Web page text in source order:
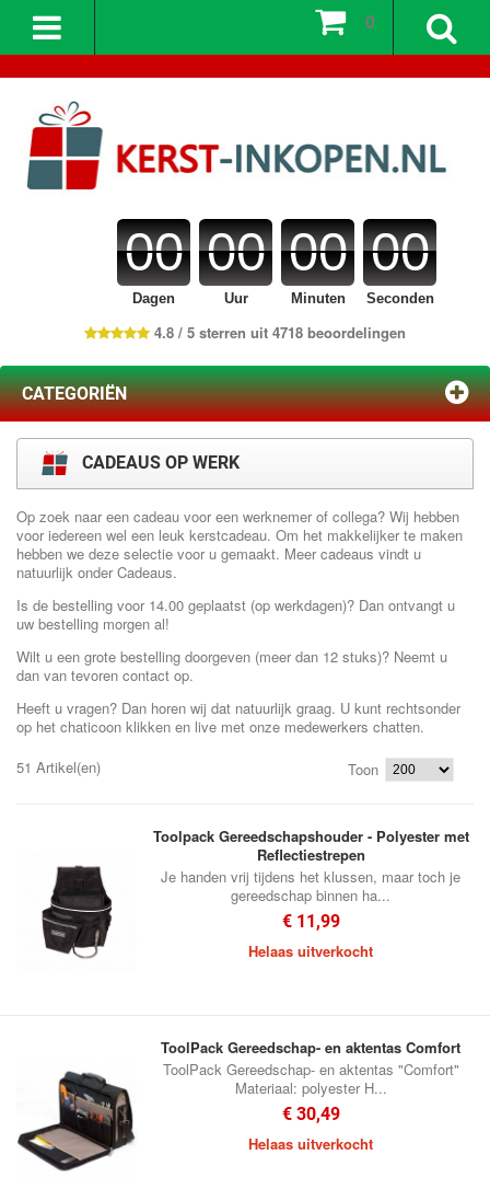
00
Dagen
00
Uur
00
Minuten
00
Seconden
4.8 / 5 sterren uit 4718 beoordelingen
0
CATEGORIËN
CADEAUS OP WERK
Op zoek naar een cadeau voor een werknemer of collega? Wij hebben
voor iedereen wel een leuk kerstcadeau. Om het makkelijker te maken
hebben we deze selectie voor u gemaakt. Meer cadeaus vindt u
natuurlijk onder Cadeaus.
Is de bestelling voor 14.00 geplaatst (op werkdagen)? Dan ontvangt u
uw bestelling morgen al!
Wilt u een grote bestelling doorgeven (meer dan 12 stuks)? Neemt u
dan van tevoren contact op.
Heeft u vragen? Dan horen wij dat natuurlijk graag. U kunt rechtsonder
op het chaticoon klikken en live met onze medewerkers chatten.
51 Artikel(en)
Toon
Toolpack Gereedschapshouder - Polyester met
Reflectiestrepen
Je handen vrij tijdens het klussen, maar toch je
gereedschap binnen ha...
€ 11,99
Helaas uitverkocht
ToolPack Gereedschap- en aktentas Comfort
ToolPack Gereedschap- en aktentas "Comfort"
Materiaal: polyester H...
€ 30,49
Helaas uitverkocht